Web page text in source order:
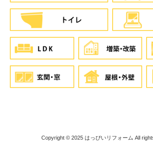
Copyright © 2025 はっぴいリフォーム All